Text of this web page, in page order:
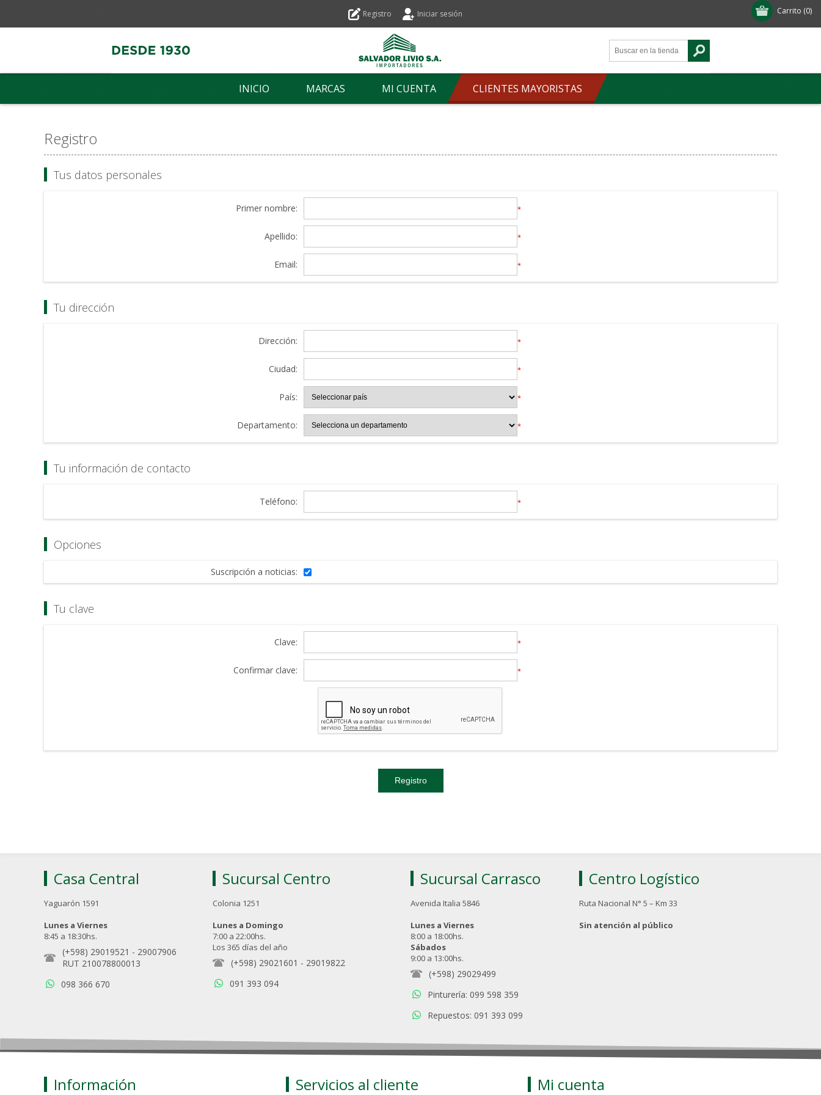
Carrito (0)
Registro Iniciar sesión
INICIO MARCAS MI CUENTA CLIENTES MAYORISTAS
Registro
Tus datos personales
Primer nombre: *
Apellido: *
Email: *
Tu dirección
Dirección: *
Ciudad: *
País: *
Departamento: *
Tu información de contacto
Teléfono: *
Opciones
Suscripción a noticias:
Tu clave
Clave: *
Confirmar clave: *
Casa Central
Yaguarón 1591
Lunes a Viernes
8:45 a 18:30hs.
(+598) 29019521 - 29007906
RUT 210078800013
098 366 670
Sucursal Centro
Colonia 1251
Lunes a Domingo
7:00 a 22:00hs.
Los 365 días del año
(+598) 29021601 - 29019822
091 393 094
Sucursal Carrasco
Avenida Italia 5846
Lunes a Viernes
8:00 a 18:00hs.
Sábados
9:00 a 13:00hs.
(+598) 29029499
Pinturería: 099 598 359
Repuestos: 091 393 099
Centro Logístico
Ruta Nacional N° 5 – Km 33
Sin atención al público
Información Servicios al cliente Mi cuenta